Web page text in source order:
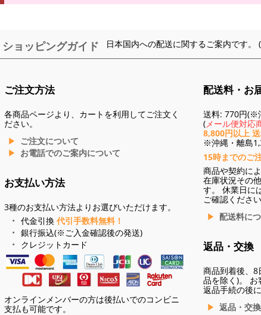
ショッピングガイド 日本国内への配送に関するご案内です。 (
ご注文方法
各商品ページより、カートを利用してご注文く
ださい。
ご注文について
お電話でのご案内について
お支払い方法
3種のお支払い方法よりお選びいただけます。
代金引換 代引手数料無料！
銀行振込(※ご入金確認後の発送)
クレジットカード
オンラインメンバーの方は後払いでのコンビニ
支払も可能です。
配送料・お
送料: 770円(※
(メール便対応
8,800円以上
※沖縄・離島
15時までのご
商品や契約に
在庫状況その
す。 休業日に
ご確認ください
配送料に
返品・交換
商品到着後、8
品を除く)。 お
返品手続の後
返品・交